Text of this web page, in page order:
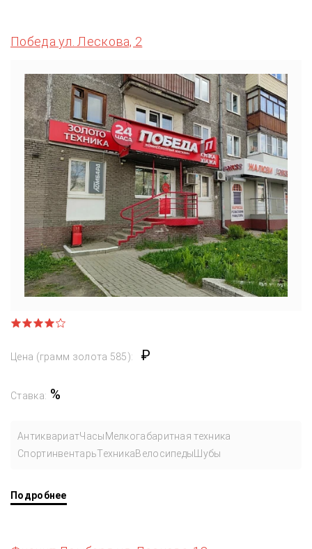
Победа ул. Лескова, 2
Цена (грамм золота 585): ₽
Ставка: %
АнтиквариатЧасы Мелкогабаритная техника
СпортинвентарьТехникаВелосипеды Шубы
Подробнее